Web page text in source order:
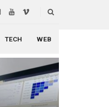
h
TECH WEB